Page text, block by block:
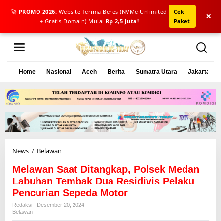
🚀 PROMO 2026: Website Terima Beres (NVMe Unlimited
+ Gratis Domain) Mulai Rp 2,5 Juta!
Cek
Paket
×
L
Home Nasional Aceh Berita Sumatra Utara Jakarta
News / Belawan
l
a
w
a
n
Melawan Saat Ditangkap, Polsek Medan
Labuhan Tembak Dua Residivis Pelaku
Pencurian Sepeda Motor
Redaksi
Desember 20, 2024
Belawan